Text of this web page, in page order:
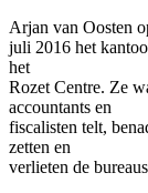
Arjan van Oosten
juli 2016 het
het
Rozet Centre. Ze
accountants en
fiscalisten telt,
zetten en
verlieten de